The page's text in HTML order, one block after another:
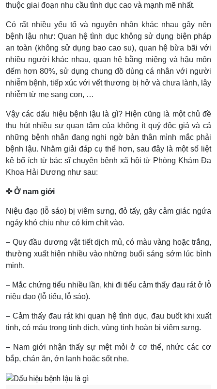
thuộc giai đoạn nhu cầu tình dục cao và mạnh mẽ nhất.
Có rất nhiều yếu tố và nguyên nhân khác nhau gây nên
bệnh lậu như: Quan hệ tình dục không sử dụng biện pháp
an toàn (không sử dụng bao cao su), quan hệ bừa bãi với
nhiều người khác nhau, quan hệ bằng miệng và hậu môn
đếm hơn 80%, sử dụng chung đồ dùng cá nhân với người
nhiễm bệnh, tiếp xúc với vết thương bị hở và chưa lành, lây
nhiễm từ mẹ sang con, …
Vậy các dấu hiệu bệnh lậu là gì? Hiện cũng là một chủ đề
thu hút nhiều sự quan tâm của không ít quý độc giả và cả
những bệnh nhân đang nghi ngờ bản thân mình mắc phải
bệnh lậu. Nhằm giải đáp cụ thể hơn, sau đây là một số liệt
kê bổ ích từ bác sĩ chuyên bệnh xã hội từ Phòng Khám Đa
Khoa Hải Dương như sau:
✜ Ở nam giới
Niệu đạo (lỗ sáo) bị viêm sưng, đỏ tấy, gây cảm giác ngứa
ngáy khó chịu như có kim chít vào.
– Quy đầu dương vật tiết dịch mủ, có màu vàng hoặc trắng,
thường xuất hiện nhiều vào những buổi sáng sớm lúc bình
minh.
– Mắc chứng tiểu nhiều lần, khi đi tiểu cảm thấy đau rát ở lỗ
niệu đạo (lỗ tiểu, lỗ sáo).
– Cảm thấy đau rát khi quan hệ tình dục, đau buốt khi xuất
tinh, có máu trong tinh dịch, vùng tinh hoàn bị viêm sưng.
– Nam giới nhận thấy sự mệt mỏi ở cơ thể, nhức các cơ
bắp, chán ăn, ớn lạnh hoặc sốt nhẹ.